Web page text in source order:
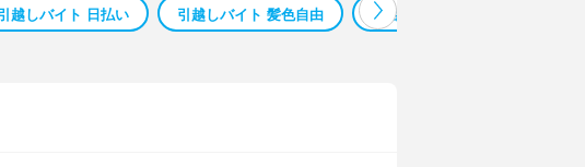
越しバイト 日払い 引越しバイト 髪色自由 仙台